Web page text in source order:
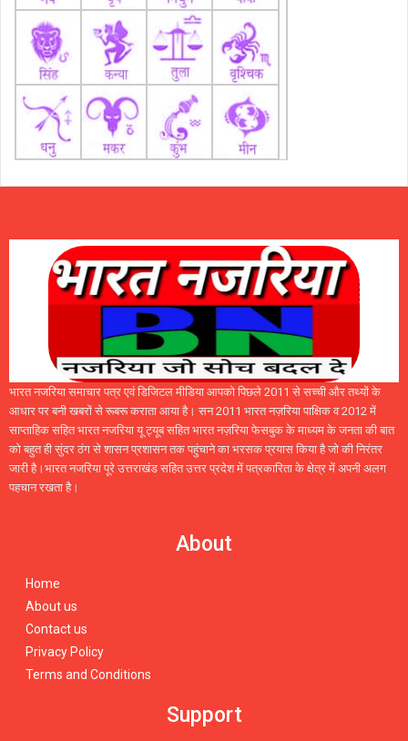
भारत नजरिया समाचार पत्र एवं डिजिटल मीडिया आपको पिछले 2011 से सच्ची और तथ्यों के
आधार पर बनी खबरों से रूबरू कराता आया है। सन 2011 भारत नज़रिया पाक्षिक व 2012 में
साप्ताहिक सहित भारत नजरिया यू ट्यूब सहित भारत नज़रिया फेसबुक के माध्यम के जनता की बात
को बहुत ही सुंदर ठंग से शासन प्रशासन तक पहुंचाने का भरसक प्रयास किया है जो की निरंतर
जारी है।भारत नजरिया पूरे उत्तराखंड सहित उत्तर प्रदेश में पत्रकारिता के क्षेत्र में अपनी अलग
पहचान रखता है।
About
Home
About us
Contact us
Privacy Policy
Terms and Conditions
Support